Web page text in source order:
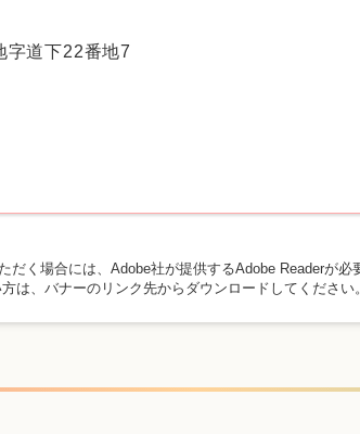
字道下22番地7
だく場合には、Adobe社が提供するAdobe Readerが必
は、バナーのリンク先からダウンロードしてください